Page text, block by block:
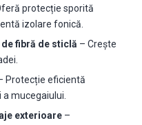
protecție sporită
izolare fonică.
fibră de sticlă – Crește
Protecție eficientă
mucegaiului.
exterioare –